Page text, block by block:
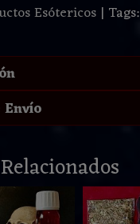
Esótericos | Tags:
Envío